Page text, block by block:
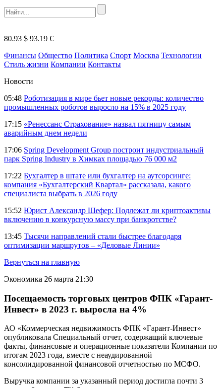
80.93 $ 93.19 €
Финансы Общество Политика Спорт Москва Технологии
Стиль жизни Компании Контакты
Новости
05:48 Роботизация в мире бьет новые рекорды: количество
промышленных роботов выросло на 15% в 2025 году
17:15 «Ренессанс Страхование» назвал пятницу самым
аварийным днем недели
17:06 Spring Development Group построит индустриальный
парк Spring Industry в Химках площадью 76 000 м2
17:22 Бухгалтер в штате или бухгалтер на аутсорсинге:
компания «Бухгалтерский Квартал» рассказала, какого
специалиста выбрать в 2026 году
15:52 Юрист Александр Шефер: Подлежат ли криптоактивы
включению в конкурсную массу при банкротстве?
13:45 Тысячи направлений стали быстрее благодаря
оптимизации маршрутов – «Деловые Линии»
Вернуться на главную
Экономика 26 марта 21:30
Посещаемость торговых центров ФПК «Гарант-
Инвест» в 2023 г. выросла на 4%
АО «Коммерческая недвижимость ФПК «Гарант-Инвест»
опубликовала Специальный отчет, содержащий ключевые
факты, финансовые и операционные показатели Компании по
итогам 2023 года, вместе с неаудированной
консолидированной финансовой отчетностью по МСФО.
Выручка компании за указанный период достигла почти 3